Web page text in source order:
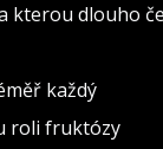
kterou dlouho
každý
roli fruktózy